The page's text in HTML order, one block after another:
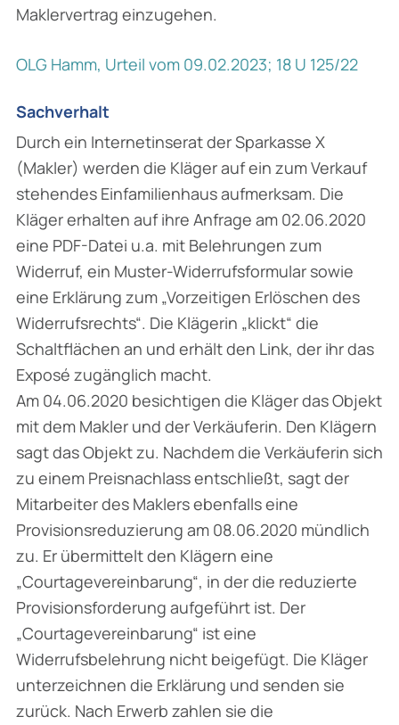
Maklervertrag einzugehen.
OLG Hamm, Urteil vom 09.02.2023; 18 U 125/22
Sachverhalt
Durch ein Internetinserat der Sparkasse X
(Makler) werden die Kläger auf ein zum Verkauf
stehendes Einfamilienhaus aufmerksam. Die
Kläger erhalten auf ihre Anfrage am 02.06.2020
eine PDF-Datei u.a. mit Belehrungen zum
Widerruf, ein Muster-Widerrufsformular sowie
eine Erklärung zum „Vorzeitigen Erlöschen des
Widerrufsrechts“. Die Klägerin „klickt“ die
Schaltflächen an und erhält den Link, der ihr das
Exposé zugänglich macht.
Am 04.06.2020 besichtigen die Kläger das Objekt
mit dem Makler und der Verkäuferin. Den Klägern
sagt das Objekt zu. Nachdem die Verkäuferin sich
zu einem Preisnachlass entschließt, sagt der
Mitarbeiter des Maklers ebenfalls eine
Provisionsreduzierung am 08.06.2020 mündlich
zu. Er übermittelt den Klägern eine
„Courtagevereinbarung“, in der die reduzierte
Provisionsforderung aufgeführt ist. Der
„Courtagevereinbarung“ ist eine
Widerrufsbelehrung nicht beigefügt. Die Kläger
unterzeichnen die Erklärung und senden sie
zurück. Nach Erwerb zahlen sie die